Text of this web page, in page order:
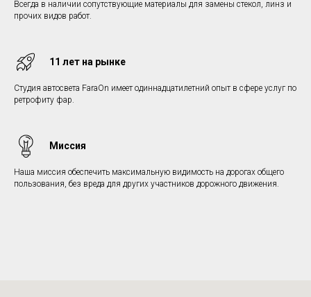
Всегда в наличии сопутствующие материалы для замены стекол, линз и
прочих видов работ.
11 лет на рынке
Студия автосвета FaraOn имеет одиннадцатилетний опыт в сфере услуг по
ретрофиту фар.
Миссия
Наша миссия обеспечить максимальную видимость на дорогах общего
пользования, без вреда для других участников дорожного движения.